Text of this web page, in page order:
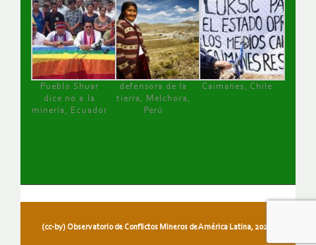
Pueblo Shuar
dice no a la
minería, Ecuador
defensora de la
tierra, Melchora,
Perú
Caimanes, Chile
(cc-by) Observatorio de Conflictos Mineros de América Latina, 2026